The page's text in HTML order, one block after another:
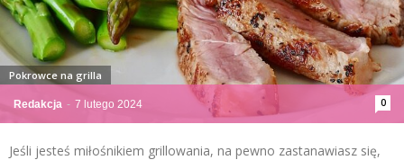
Redakcja - 7 lutego 2024 0
Pokrowce na grilla
Jeśli jesteś miłośnikiem grillowania, na pewno zastanawiasz się,